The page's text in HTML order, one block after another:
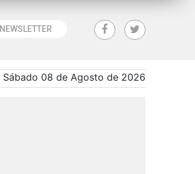
NEWSLETTER
Sábado 08 de Agosto de 2026